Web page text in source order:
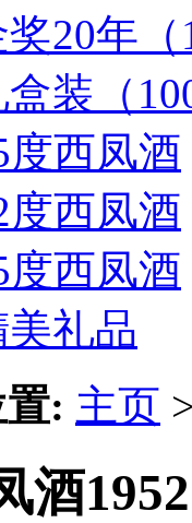
20年（
装（
度西凤酒
度西凤酒
度西凤酒
礼品
: 主页
酒